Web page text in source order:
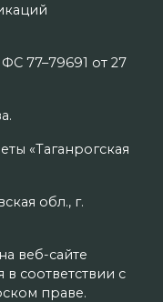
77–79691 от 27
«Таганрогская
обл., г.
веб-сайте
соответствии с
праве.